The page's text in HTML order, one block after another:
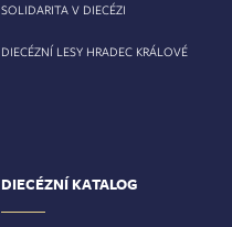
SOLIDARITA V DIECÉZI
DIECÉZNÍ LESY HRADEC KRÁLOVÉ
DIECÉZNÍ KATALOG